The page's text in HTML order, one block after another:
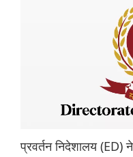
प्रवर्तन निदेशालय (ED)